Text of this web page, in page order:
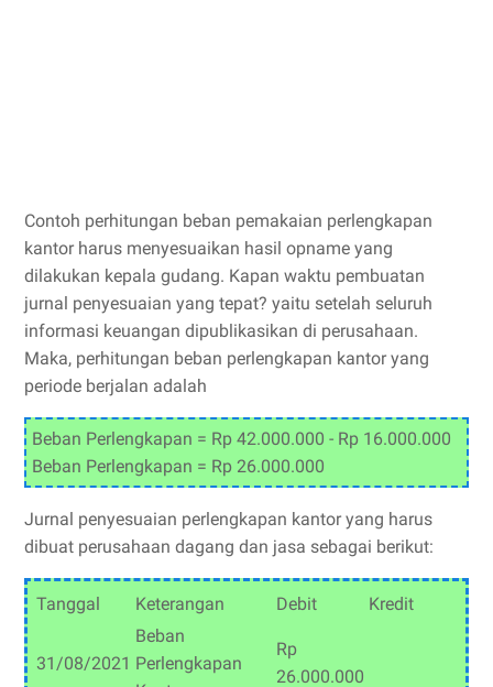
Contoh perhitungan beban pemakaian perlengkapan
kantor harus menyesuaikan hasil opname yang
dilakukan kepala gudang. Kapan waktu pembuatan
jurnal penyesuaian yang tepat? yaitu setelah seluruh
informasi keuangan dipublikasikan di perusahaan.
Maka, perhitungan beban perlengkapan kantor yang
periode berjalan adalah
Beban Perlengkapan = Rp 42.000.000 - Rp 16.000.000
Beban Perlengkapan = Rp 26.000.000
Jurnal penyesuaian perlengkapan kantor yang harus
dibuat perusahaan dagang dan jasa sebagai berikut:
Tanggal Keterangan Debit Kredit
31/08/2021
Beban
Perlengkapan
Rp
26.000.000